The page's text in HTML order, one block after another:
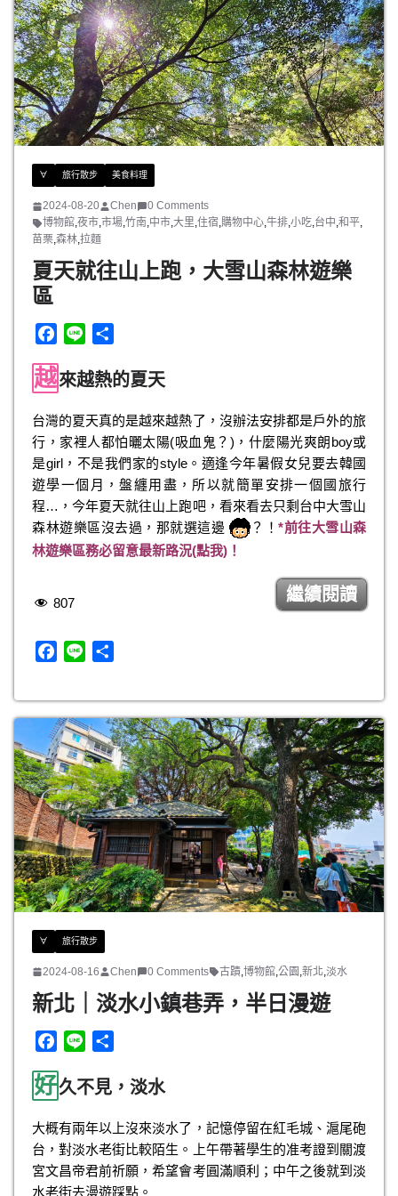
o
k
∀ 旅行散步 美食料理
2024-08-20 Chen
0 Comments
博物館,夜市,市場,竹南,中市,大里,住宿,購物中心,牛排,小吃,台中,和平,
苗栗,森林,拉麵
夏天就往山上跑，大雪山森林遊樂
區
c
e
b
o
o
k
n
越來越熱的夏天
台灣的夏天真的是越來越熱了，沒辦法安排都是戶外的旅
行，家裡人都怕曬太陽(吸血鬼？)，什麼陽光爽朗boy或
是girl，不是我們家的style。適逢今年暑假女兒要去韓國
遊學一個月，盤纏用盡，所以就簡單安排一個國旅行
程…，今年夏天就往山上跑吧，看來看去只剩台中大雪山
森林遊樂區沒去過，那就選這邊
？！ *前往大雪山森
林遊樂區務必留意最新路況(點我)！
繼續閱讀
807
e
b
o
o
k
e
∀ 旅行散步
2024-08-16 Chen 0 Comments 古蹟,博物館,公園 ,新北,淡水
新北｜淡水小鎮巷弄，半日漫遊
c
e
b
o
o
k
n
好久不見，淡水
大概有兩年以上沒來淡水了，記憶停留在紅毛城、滬尾砲
台，對淡水老街比較陌生。上午帶著學生的准考證到關渡
宮文昌帝君前祈願，希望會考圓滿順利；中午之後就到淡
水老街去漫遊踩點。